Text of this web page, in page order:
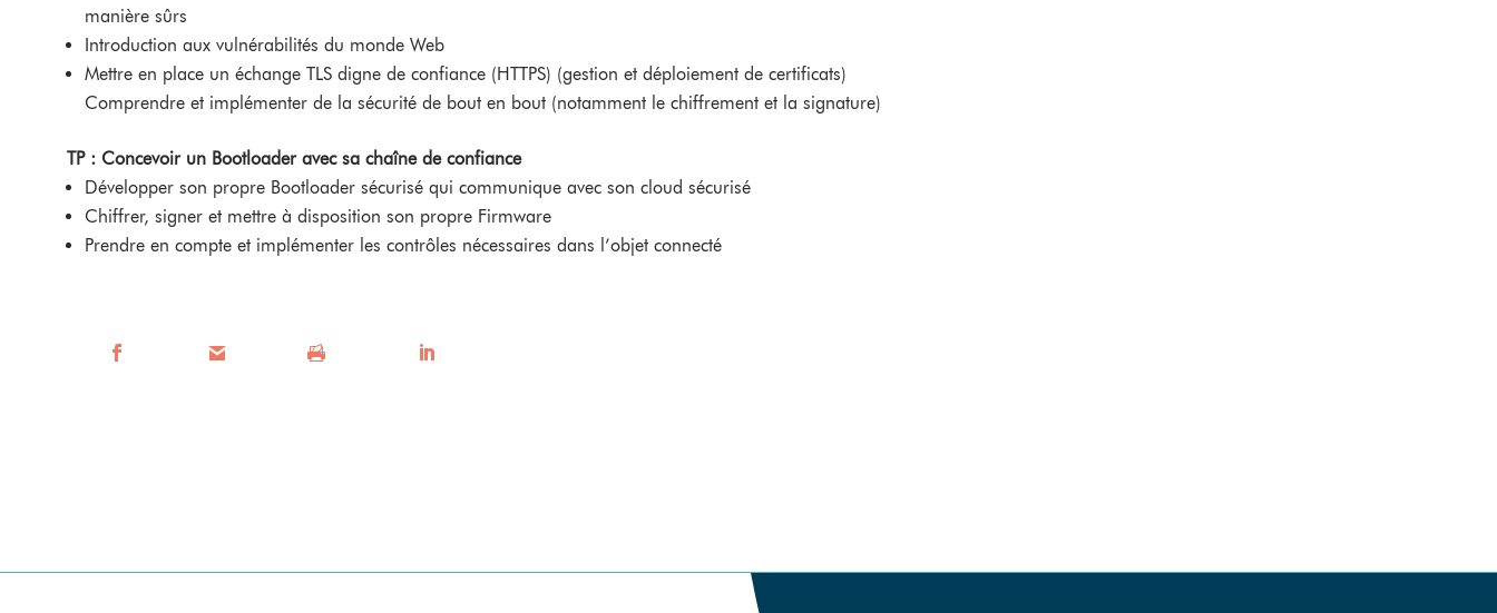
manière sûrs
Introduction aux vulnérabilités du monde Web
Mettre en place un échange TLS digne de confiance (HTTPS) (gestion et déploiement de certificats)
Comprendre et implémenter de la sécurité de bout en bout (notamment le chiffrement et la signature)
TP : Concevoir un Bootloader avec sa chaîne de confiance
Développer son propre Bootloader sécurisé qui communique avec son cloud sécurisé
Chiffrer, signer et mettre à disposition son propre Firmware
Prendre en compte et implémenter les contrôles nécessaires dans l’objet connecté